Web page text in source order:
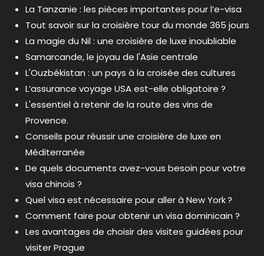
La Tanzanie : les pièces importantes pour l’e-visa
Tout savoir sur la croisière tour du monde 365 jours
La magie du Nil : une croisière de luxe inoubliable
Samarcande, le joyau de l'Asie centrale
L'Ouzbékistan : un pays à la croisée des cultures
L’assurance voyage USA est-elle obligatoire ?
L'essentiel à retenir de la route des vins de
Provence.
Conseils pour réussir une croisière de luxe en
Méditerranée
De quels documents avez-vous besoin pour votre
visa chinois ?
Quel visa est nécessaire pour aller à New York ?
Comment faire pour obtenir un visa dominicain ?
Les avantages de choisir des visites guidées pour
visiter Prague